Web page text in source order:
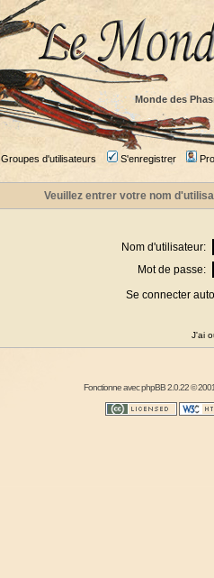
Monde des
Groupes d'utilisateurs S'enregistrer
Veuillez entrer votre nom
Nom d'utilisateur:
Mot de passe:
Se connecter
J'ai
Fonctionne avecphpBB2.0.22 ©